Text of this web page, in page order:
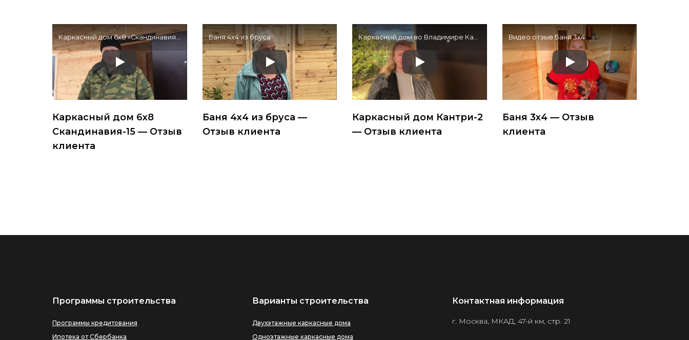
Каркасный дом 6х8 «Скандинавия-15», — Отзыв клиента
Каркасный дом 6х8
Скандинавия-15 — Отзыв
клиента
Баня 4х4 из бруса
Баня 4х4 из бруса —
Отзыв клиента
Каркасный дом во Владимире Кантри-2 — Отзыв клиента
Каркасный дом Кантри-2
— Отзыв клиента
Видео отзыв Баня 3х4
Баня 3х4 — Отзыв
клиента
Программы строительства
Программы кредитования
Ипотека от Сбербанка
Варианты строительства
Двухэтажные каркасные дома
Одноэтажные каркасные дома
Контактная информация
г. Москва, МКАД, 47-й км, стр. 21